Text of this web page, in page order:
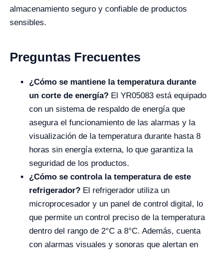
almacenamiento seguro y confiable de productos
sensibles.
Preguntas Frecuentes
¿Cómo se mantiene la temperatura durante
un corte de energía? El YR05083 está equipado
con un sistema de respaldo de energía que
asegura el funcionamiento de las alarmas y la
visualización de la temperatura durante hasta 8
horas sin energía externa, lo que garantiza la
seguridad de los productos.
¿Cómo se controla la temperatura de este
refrigerador? El refrigerador utiliza un
microprocesador y un panel de control digital, lo
que permite un control preciso de la temperatura
dentro del rango de 2°C a 8°C. Además, cuenta
con alarmas visuales y sonoras que alertan en